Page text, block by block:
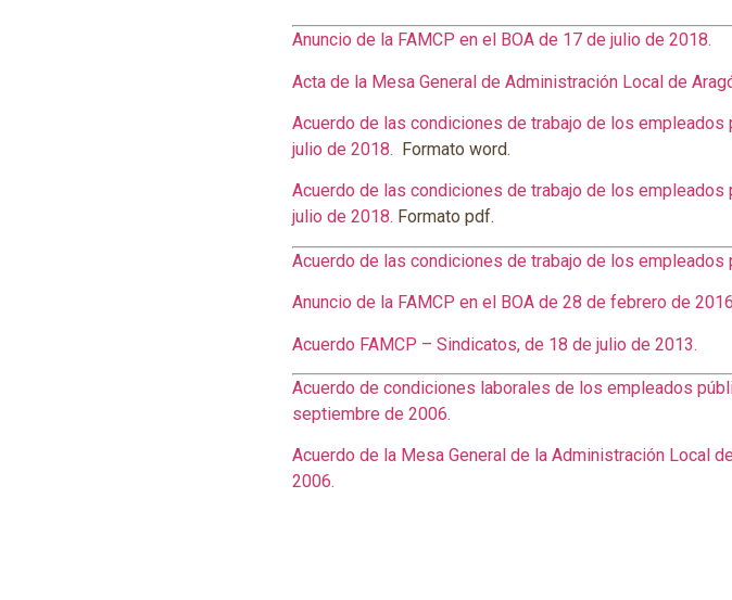
Anuncio de la FAMCP en el BOA de 17 de julio de 2018.
Acta de la Mesa General de Administración Local de
Acuerdo de las condiciones de trabajo de los
julio de 2018. Formato word.
Acuerdo de las condiciones de trabajo de los
julio de 2018. Formato pdf.
Acuerdo de las condiciones de trabajo de los
Anuncio de la FAMCP en el BOA de 28 de febrero de
Acuerdo FAMCP – Sindicatos, de 18 de julio de 2013.
Acuerdo de condiciones laborales de los empleados
septiembre de 2006.
Acuerdo de la Mesa General de la Administración Local
2006.